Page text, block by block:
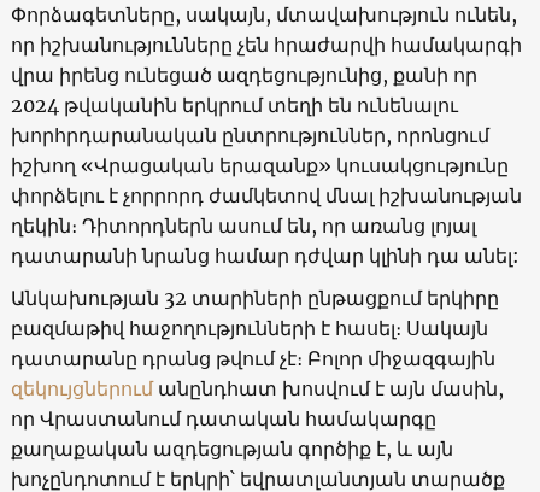
Փորձագետները, սակայն, մտավախություն ունեն,
որ իշխանությունները չեն հրաժարվի համակարգի
վրա իրենց ունեցած ազդեցությունից, քանի որ
2024 թվականին երկրում տեղի են ունենալու
խորհրդարանական ընտրություններ, որոնցում
իշխող «Վրացական երազանք» կուսակցությունը
փորձելու է չորրորդ ժամկետով մնալ իշխանության
ղեկին։ Դիտորդներն ասում են, որ առանց լոյալ
դատարանի նրանց համար դժվար կլինի դա անել:
Անկախության 32 տարիների ընթացքում երկիրը
բազմաթիվ հաջողությունների է հասել։ Սակայն
դատարանը դրանց թվում չէ։ Բոլոր միջազգային
զեկույցներում անընդհատ խոսվում է այն մասին,
որ Վրաստանում դատական ​​համակարգը
քաղաքական ազդեցության գործիք է, և այն
խոչընդոտում է երկրի՝ եվրատլանտյան տարածք